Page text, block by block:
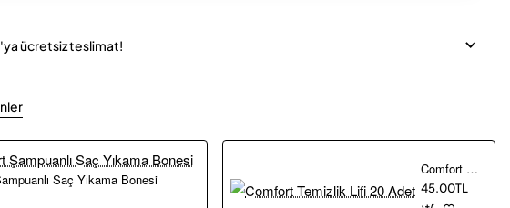
ücretsiz teslimat!
Saç Yıkama Bonesi
Comfort Temizlik Lifi 20 Adet
45.00TL